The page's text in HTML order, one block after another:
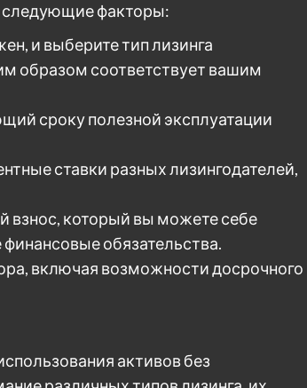
следующие факторы:
и выберите тип лизинга
образом соответствует вашим
сроку полезной эксплуатации
ставки разных лизингодателей,
взнос, который вы можете себе
обязательства.
включая возможности досрочного
активов без